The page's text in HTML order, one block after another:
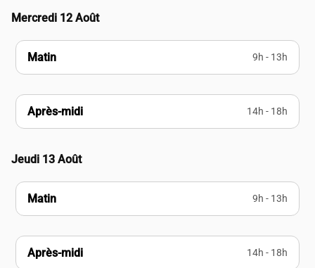
Mercredi 12 Août
Matin 9h - 13h
Après-midi 14h - 18h
Jeudi 13 Août
Matin 9h - 13h
Après-midi 14h - 18h